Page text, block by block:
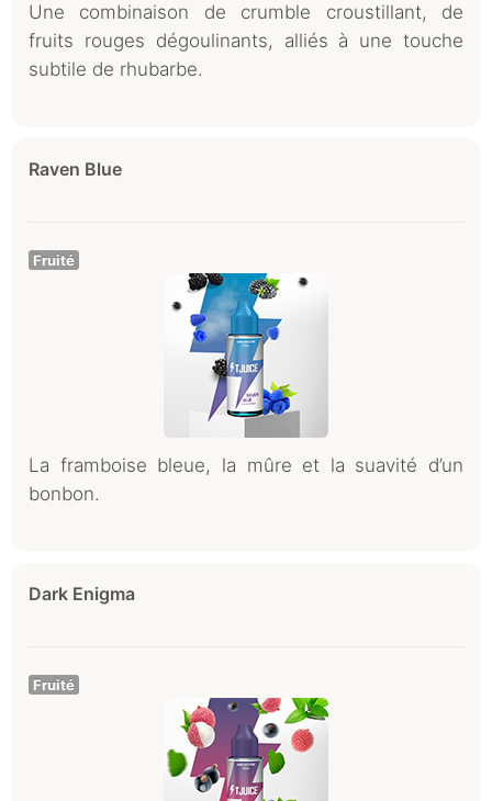
Une combinaison de crumble croustillant, de
fruits rouges dégoulinants, alliés à une touche
subtile de rhubarbe.
Raven Blue
Fruité
La framboise bleue, la mûre et la suavité d’un
bonbon.
Dark Enigma
Fruité